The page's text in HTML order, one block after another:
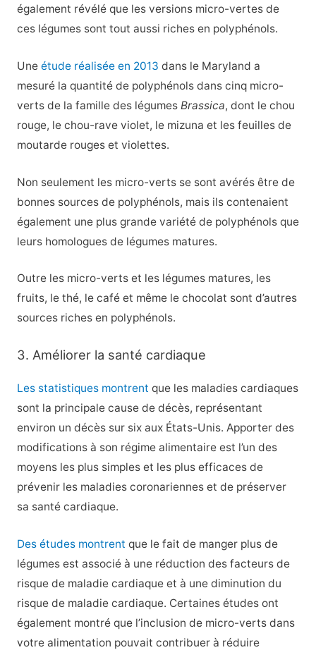
également révélé que les versions micro-vertes de
ces légumes sont tout aussi riches en polyphénols.
Une étude réalisée en 2013 dans le Maryland a
mesuré la quantité de polyphénols dans cinq micro-
verts de la famille des légumes Brassica, dont le chou
rouge, le chou-rave violet, le mizuna et les feuilles de
moutarde rouges et violettes.
Non seulement les micro-verts se sont avérés être de
bonnes sources de polyphénols, mais ils contenaient
également une plus grande variété de polyphénols que
leurs homologues de légumes matures.
Outre les micro-verts et les légumes matures, les
fruits, le thé, le café et même le chocolat sont d’autres
sources riches en polyphénols.
3. Améliorer la santé cardiaque
Les statistiques montrent que les maladies cardiaques
sont la principale cause de décès, représentant
environ un décès sur six aux États-Unis. Apporter des
modifications à son régime alimentaire est l’un des
moyens les plus simples et les plus efficaces de
prévenir les maladies coronariennes et de préserver
sa santé cardiaque.
Des études montrent que le fait de manger plus de
légumes est associé à une réduction des facteurs de
risque de maladie cardiaque et à une diminution du
risque de maladie cardiaque. Certaines études ont
également montré que l’inclusion de micro-verts dans
votre alimentation pouvait contribuer à réduire